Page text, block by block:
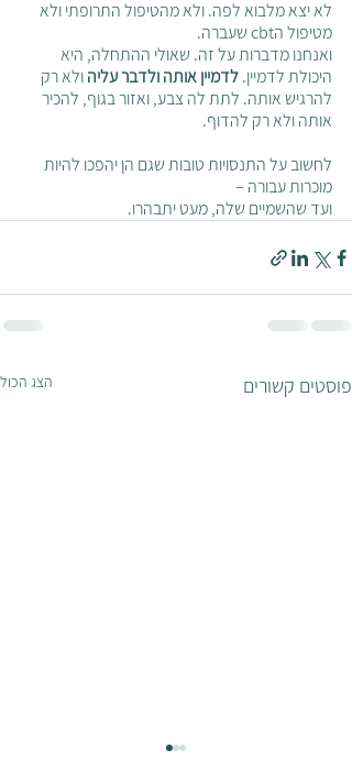
לא יצא מלבוא לפה. ולא מהטיפול התרופתי ולא
מטיפול הcbt שעברה.
ואנחנו מדברות על זה. שאולי ההתחלה, היא
היכולת לדמיין. לדמיין אותה ולדבר עליה ולא רק
להרגיש אותה. לתת לה צבע, ואזור בגוף, להכיר
אותה ולא רק להדוף.
לחשוב על התנסויות טובות שגם הן יהפכו להיות
מוכרות עבורה –
ועד שהשמיים שלה, מעט יתבהרו.
פוסטים קשורים הצג הכול